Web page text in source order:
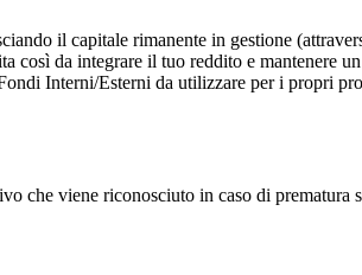
il capitale rimanente in gestione
così da integrare il tuo reddito e mantenere
Interni/Esterni da utilizzare per i propri
viene riconosciuto in caso di prematura